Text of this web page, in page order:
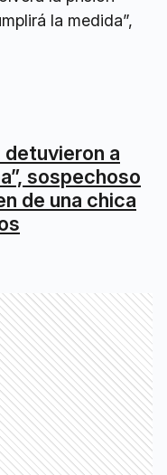
la medida”,
detuvieron a
sospechoso
de una chica